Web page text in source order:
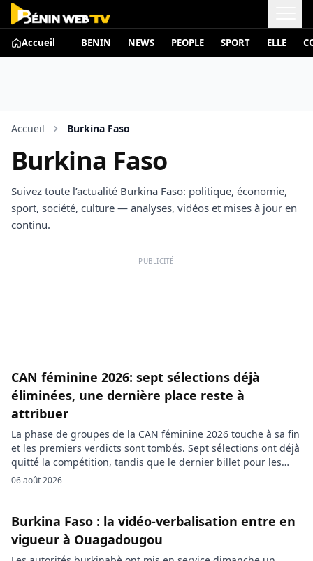
Accueil BENIN NEWS PEOPLE SPORT ELLE
Accueil Burkina Faso
Burkina Faso
Suivez toute l’actualité Burkina Faso: politique, économie,
sport, société, culture — analyses, vidéos et mises à jour en
continu.
PUBLICITÉ
CAN féminine 2026: sept sélections déjà
éliminées, une dernière place reste à
attribuer
La phase de groupes de la CAN féminine 2026 touche à sa fin
et les premiers verdicts sont tombés. Sept sélections ont déjà
quitté la compétition, tandis que le dernier billet pour les
quarts de finale se jouera ce jeudi lors des ultimes
06 août 2026
Burkina Faso : la vidéo-verbalisation entre en
vigueur à Ouagadougou